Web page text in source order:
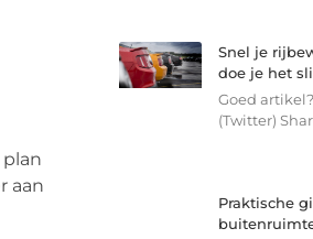
aan
Snel je
doe je het
Goed
(Twitter)
Praktische